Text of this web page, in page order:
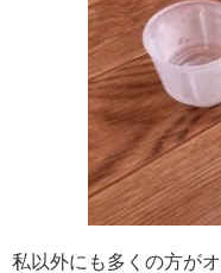
私以外にも多くの方が